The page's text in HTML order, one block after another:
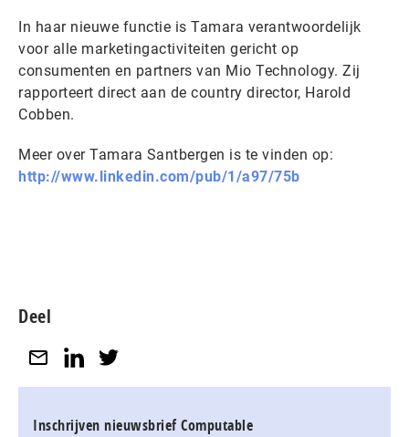
In haar nieuwe functie is Tamara verantwoordelijk
voor alle marketingactiviteiten gericht op
consumenten en partners van Mio Technology. Zij
rapporteert direct aan de country director, Harold
Cobben.
Meer over Tamara Santbergen is te vinden op:
http://www.linkedin.com/pub/1/a97/75b
Deel
Inschrijven nieuwsbrief Computable